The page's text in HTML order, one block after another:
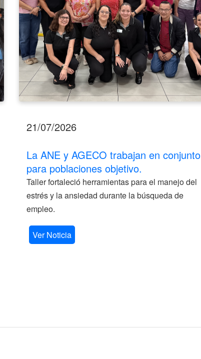
poblaciones
objetivo.
21/07/2026
La ANE y AGECO trabajan en conjunto
para poblaciones objetivo.
Taller fortaleció herramientas para el manejo del
estrés y la ansiedad durante la búsqueda de
empleo.
Ver Noticia